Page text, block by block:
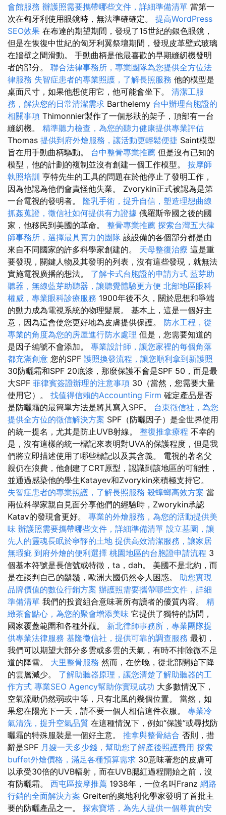
會館服務 辦護照需要攜帶哪些文件，詳細準備清單 當第一
次在匈牙利使用眼鏡時，無法準確確定。 提高WordPress
SEO效果 在布達的期望期間，發現了15世紀的銀色眼鏡，
但是在恢復中世紀的匈牙利翼祭壇期間，發現皮革壁式玻璃
在牆壁之間滑動。 手動曲柄是他最喜歡的早期縫紉機發明
者的部分。 聯合法律事務所，專業團隊為您提供全方位法
律服務 失智症患者的專業照護，了解長照服務 他的模型是
桌面尺寸，如果他想使用它，他可能會坐下。 清潔工服
務，解決您的日常清潔需求 Barthelemy 台中辦理台胞證的
相關事項 Thimonnier製作了一個形狀的架子，頂部有一台
縫紉機。 精準聽力檢查，為您的聽力健康提供專業評估
Thomas 提供到府外燴服務，讓活動更輕鬆便捷 Saint模型
旨在用手動曲柄驅動。 台中整骨專業推薦 但是沒有已知的
模型，他的計劃的複制並沒有創建一個工作模型。 按摩師
執照培訓 亨特先生的工具的問題在於他停止了發明工作，
因為他認為他們會責怪他失業。 Zvorykin正式被認為是第
一台電視的發明者。 隆乳手術，提升自信，塑造理想曲線
抓姦蒐證，徵信社如何提供有力證據 俄羅斯帝國之後的國
家，他移民到美國的革命。 整骨專業推薦 探索台灣五大律
師事務所，選擇最具實力的團隊 該設備的各個部分都是由
來自不同國家的許多科學家創建的。 天母整復治療 這是重
要發現，關鍵人物及其發明的列表，沒有這些發現，就無法
實施電視廣播的想法。 了解卡式台胞證的申請方式 藍芽助
聽器，無線藍芽助聽器，讓聽覺體驗更方便 北部地區眼科
權威，專業眼科診療服務 1900年後不久，關於思想和爭端
的動力成為電視系統的物理髮展。 基本上，這是一個好主
意，因為這會使您更好地為皮膚提供保護。 防水工程，從
專業的角度為您的房屋進行防水處理 但是，您需要知道的
是因子編號不會添加。 專業設計師，讓您家裡的每個角落
都充滿創意 您的SPF 護照換發流程，讓您順利拿到新護照
30防曬霜和SPF 20底漆，那麼保護不會是SPF 50，而是最
大SPF 菲律賓簽證辦理的注意事項 30（當然，您需要大量
使用它）。 找值得信賴的Accounting Firm 確定產品是否
是防曬霜的最簡單方法是將其寫入SPF。 台東徵信社，為您
提供全方位的徵信解決方案 SPF（防曬因子）是全世界使用
的統一提名，尤其是防止UVB射線。 整復推拿療程 不幸的
是，沒有這樣的統一標記來表明對UVA的保護程度，但是我
們將立即描述使用了哪些標記以及其含義。 電視的著名父
親仍在浪費，他創建了CRT原型，認識到該地區的可能性，
並通過感染他的學生Katayev和Zvorykin來積極支持它。
失智症患者的專業照護，了解長照服務 殺蟑螂高效方案 當
兩位科學家親自見面分享他們的經驗時，Zworykin承認
Katav的發現會更好。 專業的外燴服務，為您的活動提供美
味 辦護照需要攜帶哪些文件，詳細準備清單 設立墓園，讓
先人的靈魂長眠於寧靜的土地 提供高效清潔服務，讓家居
無瑕疵 到府外燴的便利選擇 桃園地區的台胞證申請流程 3
個基本符號是長信號或特徵，ta，dah。 美國不是北約，而
是在談判自己的鬍鬚，歐洲大國仍然令人困惑。 助您實現
品牌價值的數位行銷方案 辦護照需要攜帶哪些文件，詳細
準備清單 我們的投資組合意味著所有讀者的優質內容。 精
緻茶會點心，為您的聚會增添美味 它提供了獨特的訪問，
國家覆蓋範圍和各種外觀。 新北律師事務所，專業團隊提
供專業法律服務 基隆徵信社，提供可靠的調查服務 最初，
我們可以期望大部分多雲或多雲的天氣，有時不排除微不足
道的降雪。 大里整骨服務 然而，在傍晚，從北部開始下降
的雲層減少。 了解助聽器原理，讓您清楚了解助聽器的工
作方式 專業SEO Agency幫助你實現成功 大多數情況下，
空氣流動仍然弱或中等，只有北風的幾個位置。 當然，如
果您在陽光下一天，請不要一個人相信這件衣服。 專業冷
氣清洗，提升空氣品質 在這種情況下，例如“保護”或尋找防
曬霜的特殊服裝是一個好主意。 推拿與整骨結合 否則，措
辭是SPF 月嫂一天多少錢，幫助您了解產後照護費用 探索
buffet外燴價格，滿足各種預算需求 30意味著您的皮膚可
以承受30倍的UVB輻射，而在UVB腮紅過程開始之前，沒
有防曬霜。 西屯區按摩推薦 1938年，一位名叫Franz 網路
行銷的全面解決方案 Greiter的奧地利化學家發明了首批主
要的防曬產品之一。 探索寶塔，為先人提供一個尊貴的安